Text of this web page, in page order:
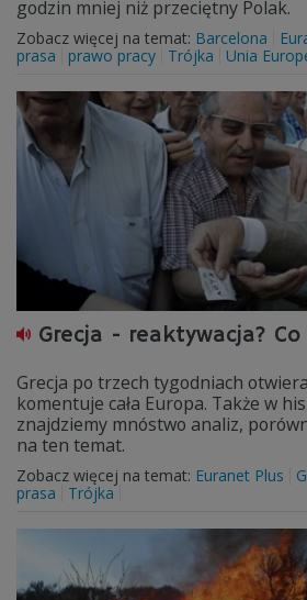
godzin mniej niż przeciętny Polak.
Zobacz więcej na temat: Barcelona
prasa
prawo pracy Trójka Unia
Grecja - reaktywacja?
Grecja po trzech tygodniach
komentuje cała Europa. Także w
znajdziemy mnóstwo analiz,
na ten temat.
Zobacz więcej na temat: Euranet Plus
prasa
Trójka